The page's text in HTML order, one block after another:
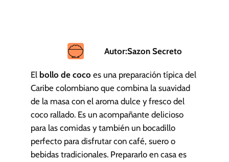
Autor:Sazon Secreto
El bollo de coco es una preparación típica del
Caribe colombiano que combina la suavidad
de la masa con el aroma dulce y fresco del
coco rallado. Es un acompañante delicioso
para las comidas y también un bocadillo
perfecto para disfrutar con café, suero o
bebidas tradicionales. Prepararlo en casa es